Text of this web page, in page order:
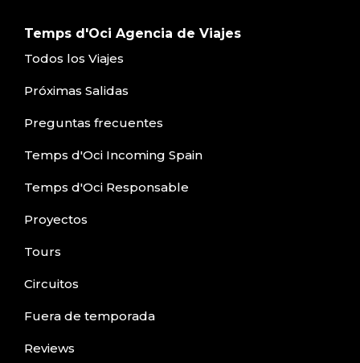
Temps d'Oci Agencia de Viajes
Todos los Viajes
Próximas Salidas
Preguntas frecuentes
Temps d'Oci Incoming Spain
Temps d'Oci Responsable
Proyectos
Tours
Circuitos
Fuera de temporada
Reviews